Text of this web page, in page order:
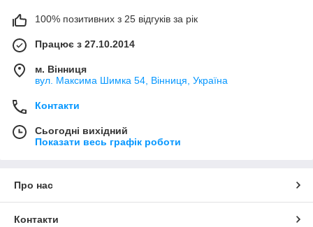
100% позитивних з 25 відгуків за рік
Працює з 27.10.2014
м. Вінниця
вул. Максима Шимка 54, Вінниця, Україна
Контакти
Сьогодні вихідний
Показати весь графік роботи
Про нас
Контакти